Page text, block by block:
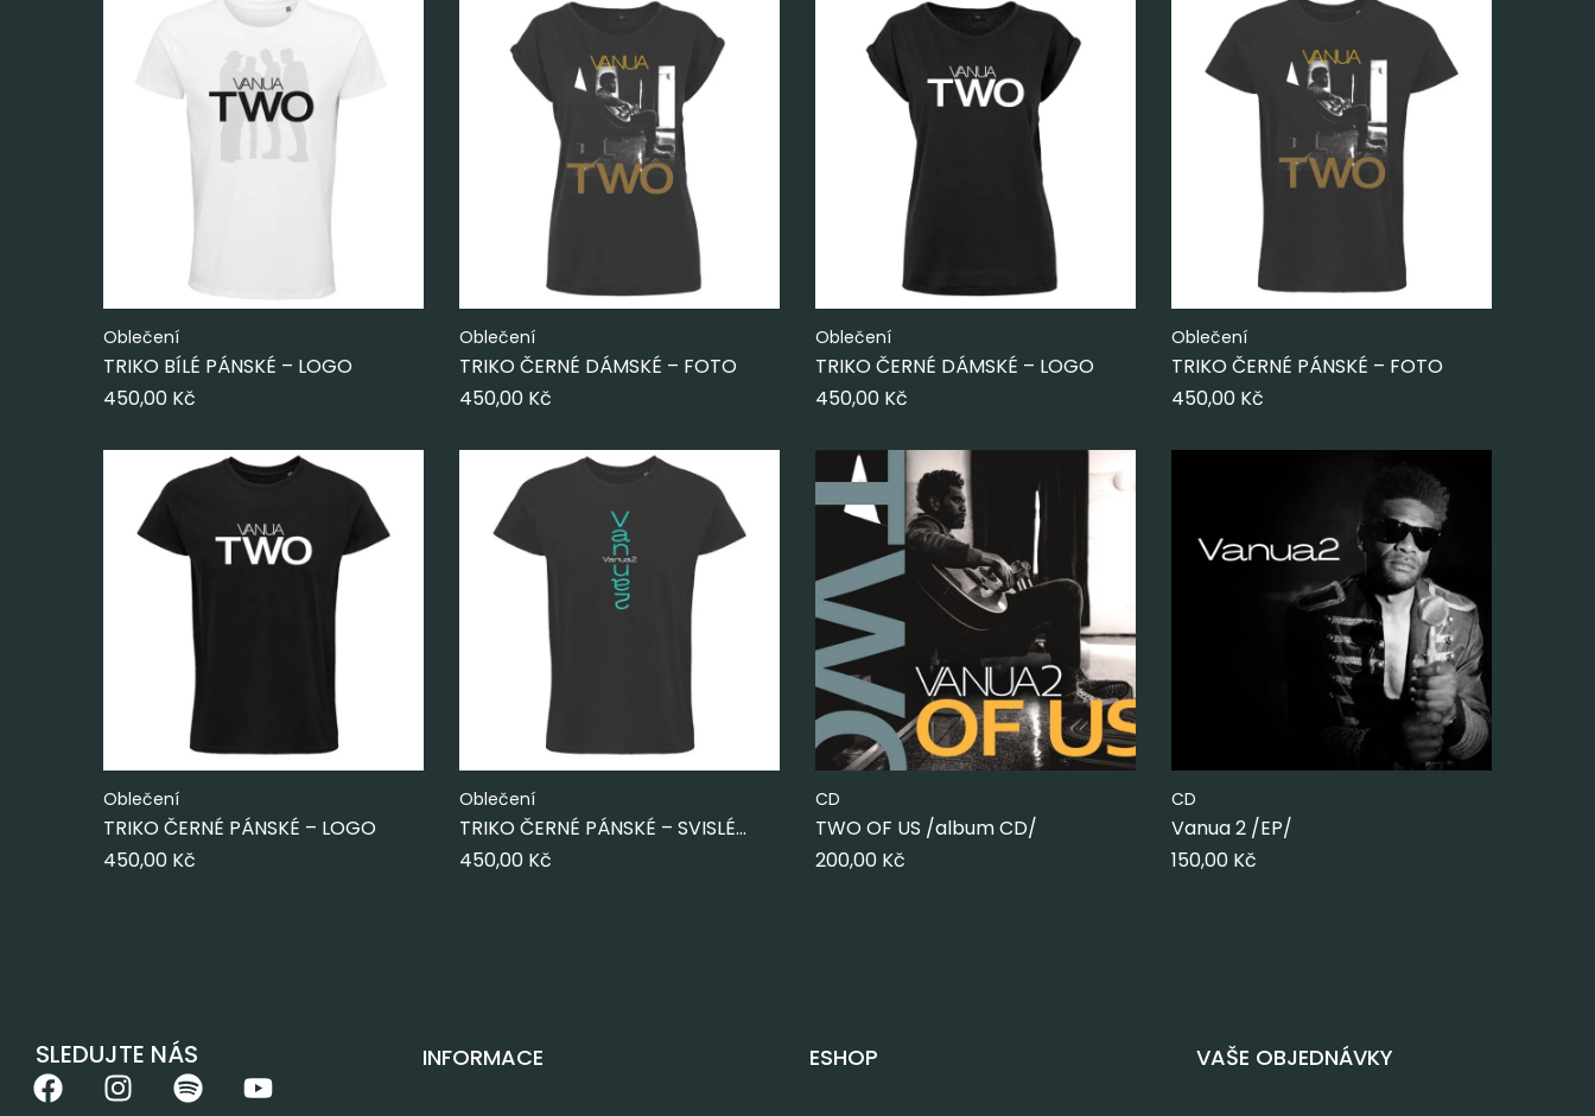
Oblečení
TRIKO BÍLÉ PÁNSKÉ – LOGO
450,00 Kč
Oblečení
TRIKO ČERNÉ DÁMSKÉ – FOTO
450,00 Kč
Oblečení
TRIKO ČERNÉ DÁMSKÉ – LOGO
450,00 Kč
Oblečení
TRIKO ČERNÉ PÁNSKÉ – FOTO
450,00 Kč
Oblečení
TRIKO ČERNÉ PÁNSKÉ – LOGO
450,00 Kč
Oblečení
TRIKO ČERNÉ PÁNSKÉ – SVISLÉ
LOGO
450,00 Kč
CD
TWO OF US /album CD/
200,00 Kč
CD
Vanua 2 /EP/
150,00 Kč
SLEDUJTE NÁS INFORMACE ESHOP VAŠE OBJEDNÁVKY